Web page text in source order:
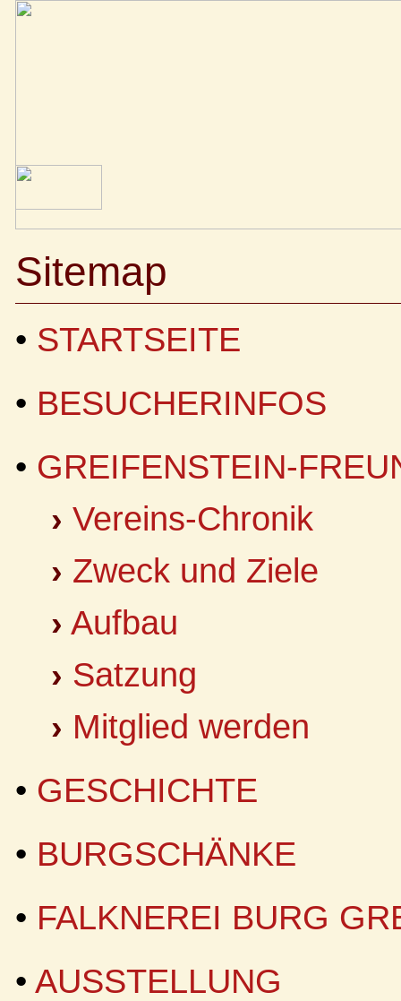
Sitemap
• STARTSEITE
• BESUCHERINFOS
• GREIFENSTEIN-
› Vereins-Chronik
› Zweck und Ziele
› Aufbau
› Satzung
› Mitglied werden
• GESCHICHTE
• BURGSCHÄNKE
• FALKNEREI BURG
• AUSSTELLUNG